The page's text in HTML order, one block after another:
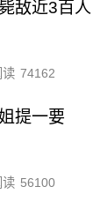
敌近3百人
读 74162
提一要
读 56100